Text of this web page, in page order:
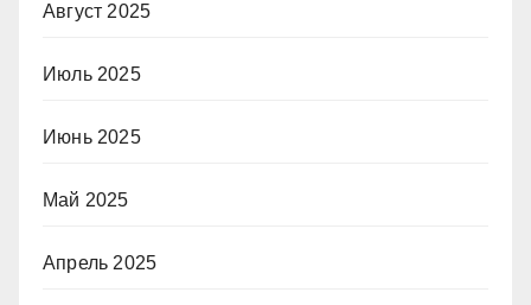
Август 2025
Июль 2025
Июнь 2025
Май 2025
Апрель 2025